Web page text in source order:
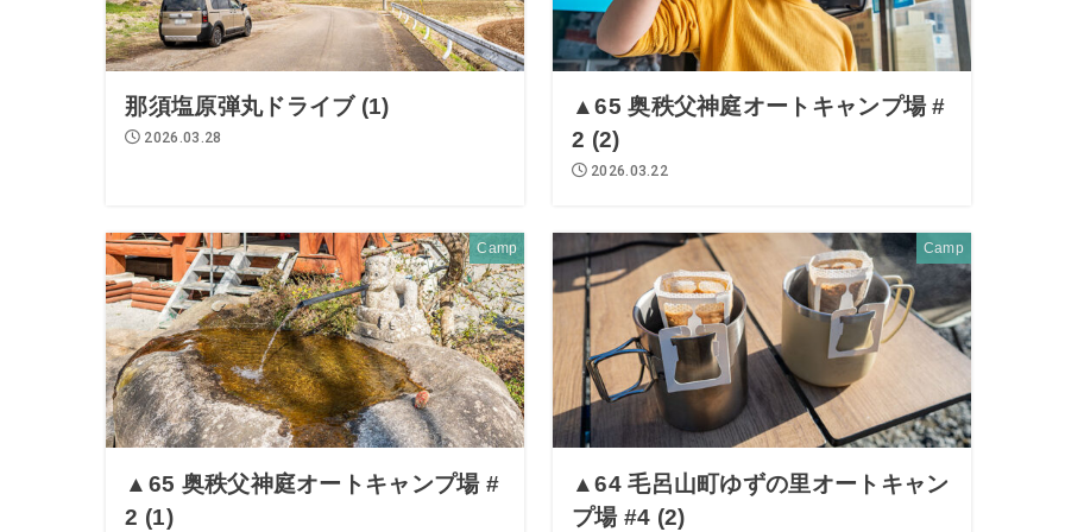
那須塩原弾丸ドライブ (1)
2026.03.28
▲65 奥秩父神庭オートキャンプ場 #
2 (2)
2026.03.22
Camp
▲65 奥秩父神庭オートキャンプ場 #
2 (1)
Camp
▲64 毛呂山町ゆずの里オートキャン
プ場 #4 (2)